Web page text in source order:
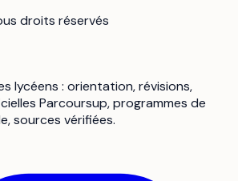
droits réservés
lycéens : orientation, révisions,
Parcoursup, programmes de
sources vérifiées.